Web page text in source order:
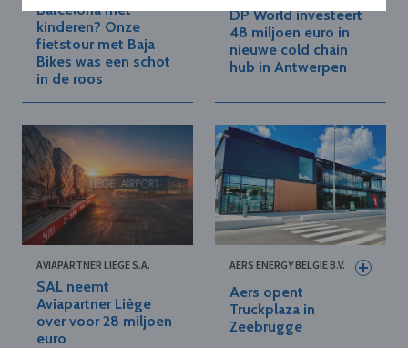
Barcelona met
kinderen? Onze
fietstour met Baja
Bikes was een schot
in de roos
DP World investeert
48 miljoen euro in
nieuwe cold chain
hub in Antwerpen
AVIAPARTNER LIEGE S.A.
SAL neemt
Aviapartner Liège
over voor 28 miljoen
euro
AERS ENERGY BELGIE B.V.
Aers opent
Truckplaza in
Zeebrugge